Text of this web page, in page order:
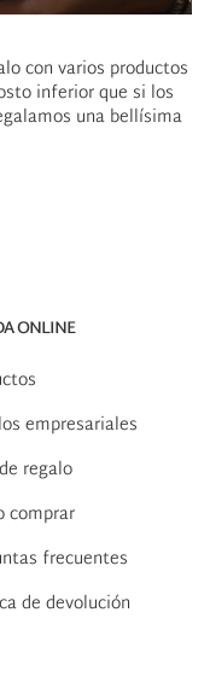
con varios productos
inferior que si los
una bellísima
ONLINE
empresariales
regalo
comprar
frecuentes
de devolución